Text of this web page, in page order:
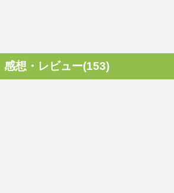
感想・レビュー(153)